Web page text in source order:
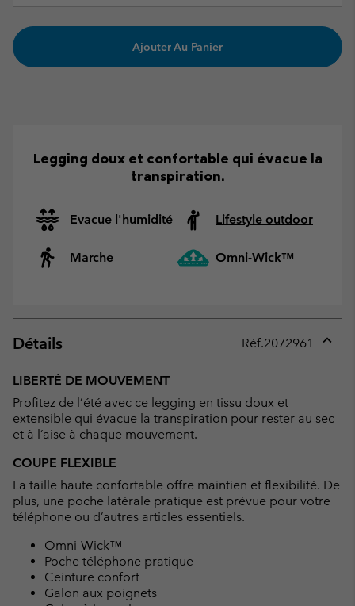
Ajouter Au Panier
Legging doux et confortable qui évacue la
transpiration.
Evacue l'humidité Lifestyle outdoor
Marche Omni-Wick™
Détails Réf.2072961
LIBERTÉ DE MOUVEMENT
Profitez de l’été avec ce legging en tissu doux et
extensible qui évacue la transpiration pour rester au sec
et à l’aise à chaque mouvement.
COUPE FLEXIBLE
La taille haute confortable offre maintien et flexibilité. De
plus, une poche latérale pratique est prévue pour votre
téléphone ou d’autres articles essentiels.
Omni-Wick™
Poche téléphone pratique
Ceinture confort
Galon aux poignets